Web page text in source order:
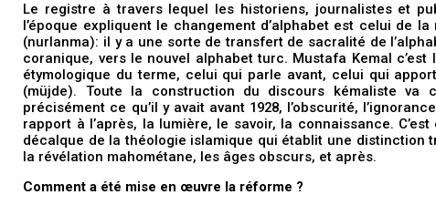
Le registre à travers lequel les historiens, journalistes et
l’époque expliquent le changement d’alphabet est celui de
(nurlanma): il y a une sorte de transfert de sacralité de
coranique, vers le nouvel alphabet turc. Mustafa Kemal c’est
étymologique du terme, celui qui parle avant, celui qui
(müjde). Toute la construction du discours kémaliste va
précisément ce qu’il y avait avant 1928, l’obscurité,
rapport à l’après, la lumière, le savoir, la connaissance.
décalque de la théologie islamique qui établit une distinction
la révélation mahométane, les âges obscurs, et après.
Comment a été mise en œuvre la réforme ?